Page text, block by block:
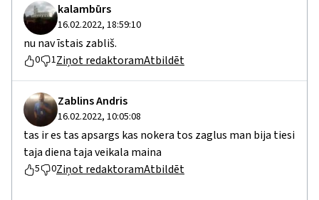
kalambūrs
16.02.2022, 18:59:10
nu nav īstais zabliš.
0 1Ziņot redaktoramAtbildēt
Zablins Andris
16.02.2022, 10:05:08
tas ir es tas apsargs kas nokera tos zaglus man bija tiesi
taja diena taja veikala maina
5 0Ziņot redaktoramAtbildēt